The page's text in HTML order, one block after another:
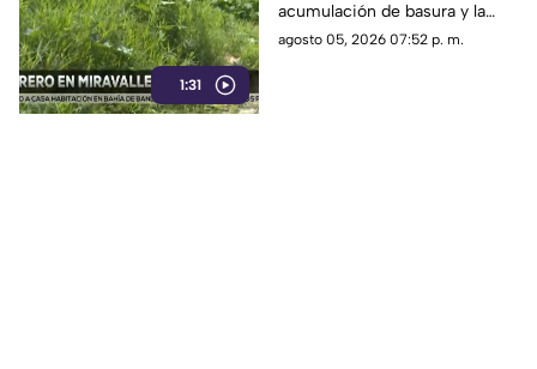
1:31
colonia
acumulación de basura y la
falta de infraestructura vial
agosto 05, 2026 07:52 p. m.